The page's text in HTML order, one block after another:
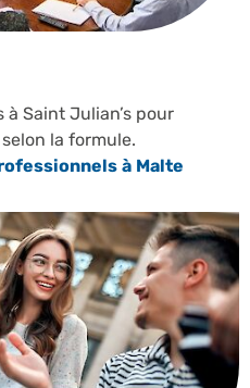
Saint Julian’s pour
la formule.
à Malte